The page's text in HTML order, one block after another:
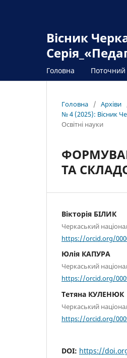
Вісник
Головна
Головна / Архіви
№ 4 (2025): Вісник
Освітні науки
ТА
Вікторія БІЛИК
Черкаський
https://orcid.org/
Юлія КАПУРА
Черкаський
https://orcid.org/
Тетяна КУЛЕНЮК
Черкаський
https://orcid.org/
DOI: https://